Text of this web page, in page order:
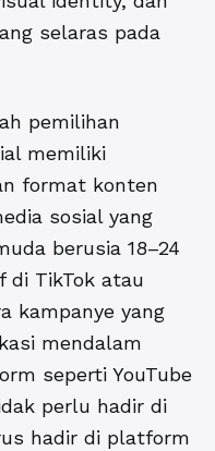
selaras pada
pemilihan
memiliki
format konten
sosial yang
berusia 18–24
di TikTok atau
kampanye yang
mendalam
seperti YouTube
perlu hadir di
hadir di platform